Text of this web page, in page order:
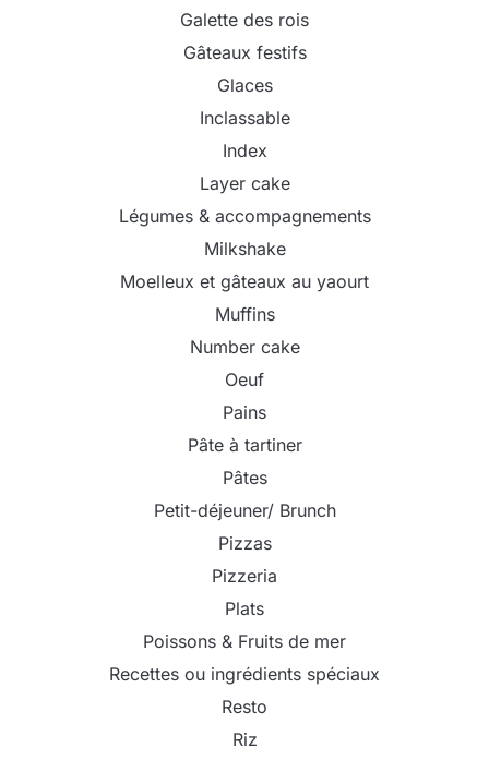
Galette des rois
Gâteaux festifs
Glaces
Inclassable
Index
Layer cake
Légumes & accompagnements
Milkshake
Moelleux et gâteaux au yaourt
Muffins
Number cake
Oeuf
Pains
Pâte à tartiner
Pâtes
Petit-déjeuner/ Brunch
Pizzas
Pizzeria
Plats
Poissons & Fruits de mer
Recettes ou ingrédients spéciaux
Resto
Riz